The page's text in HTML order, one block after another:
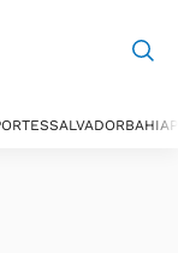
SALVADORBAHIA